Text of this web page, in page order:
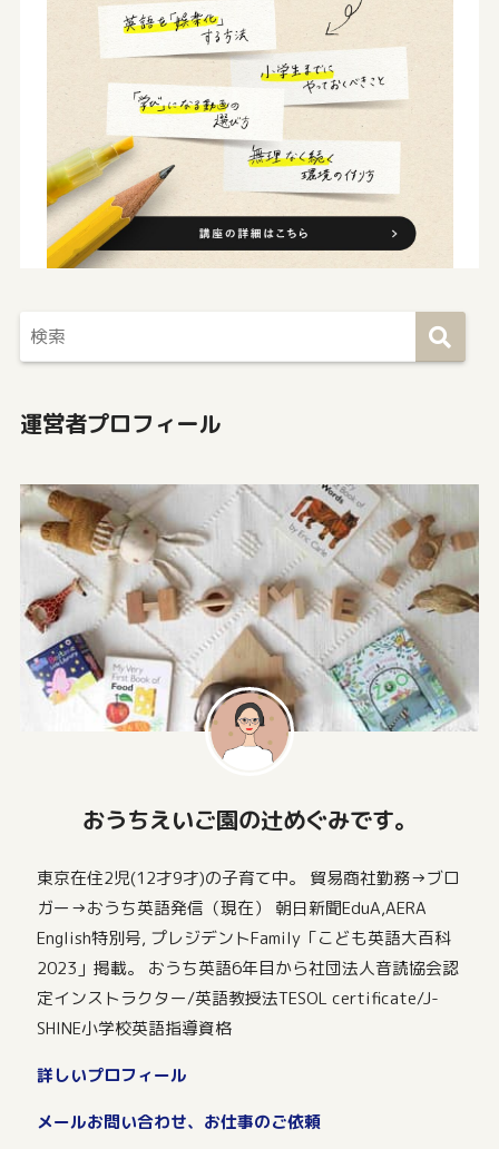
運営者プロフィール
おうちえいご園の辻めぐみです。
東京在住2児(12才9才)の子育て中。 貿易商社勤務→ブロ
ガー→おうち英語発信（現在） 朝日新聞EduA,AERA
English特別号, プレジデントFamily「こども英語大百科
2023」掲載。 おうち英語6年目から社団法人音読協会認
定インストラクター/英語教授法TESOL certificate/J-
SHINE小学校英語指導資格
詳しいプロフィール
メールお問い合わせ、お仕事のご依頼